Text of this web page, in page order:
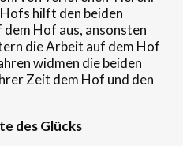
hilft den beiden
Hof aus, ansonsten
die Arbeit auf dem Hof
widmen die beiden
Zeit dem Hof und den
des Glücks